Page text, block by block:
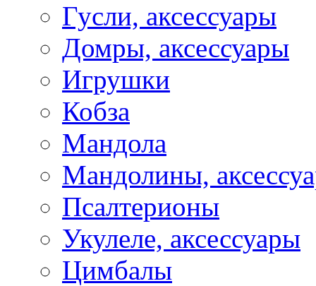
Гусли, аксессуары
Домры, аксессуары
Игрушки
Кобза
Мандола
Мандолины,
Псалтерионы
Укулеле, аксессуары
Цимбалы